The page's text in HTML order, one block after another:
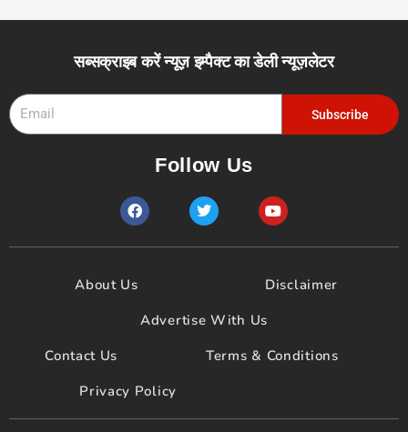
सब्सक्राइब करें न्यूज़ इम्पैक्ट का डेली न्यूज़लेटर
Subscribe
Follow Us
F
a
e
o
T
w
t
Y
o
t
b
e
About Us
Disclaimer
Advertise With Us
Contact Us
Terms & Conditions
Privacy Policy